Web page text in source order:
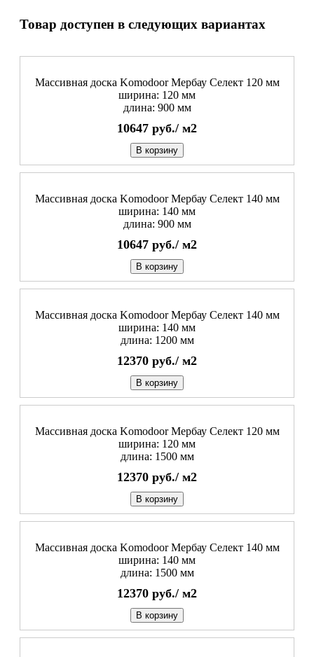
Товар доступен в следующих вариантах
Массивная доска Komodoor Мербау Селект 120 мм
ширина: 120 мм
длина: 900 мм
10647 руб./ м2
В корзину
Массивная доска Komodoor Мербау Селект 140 мм
ширина: 140 мм
длина: 900 мм
10647 руб./ м2
В корзину
Массивная доска Komodoor Мербау Селект 140 мм
ширина: 140 мм
длина: 1200 мм
12370 руб./ м2
В корзину
Массивная доска Komodoor Мербау Селект 120 мм
ширина: 120 мм
длина: 1500 мм
12370 руб./ м2
В корзину
Массивная доска Komodoor Мербау Селект 140 мм
ширина: 140 мм
длина: 1500 мм
12370 руб./ м2
В корзину